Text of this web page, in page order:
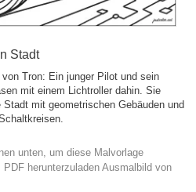
Stadt
Tron: Ein junger Pilot und sein
mit einem Lichtroller dahin. Sie
mit geometrischen Gebäuden und
unten, um diese Malvorlage
herunterzuladen Ausmalbild von